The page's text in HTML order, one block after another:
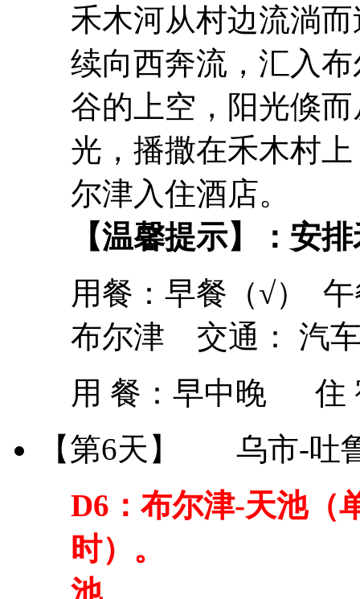
禾木河从村边流淌
续向西奔流，汇入
谷的上空，阳光倏
光，播撒在禾木村
尔津入住酒店。
【温馨提示】：安
用餐：早餐（√）
布尔津 交通： 汽
用 餐： 早中晚 住
【第6天】
乌市-吐
D6： 布尔津-天池（
时）。
池